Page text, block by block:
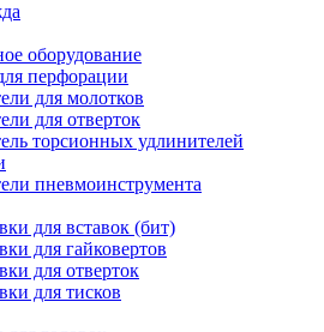
оборудование
перфорации
для молотков
для отверток
торсионных удлинителей
пневмоинструмента
для вставок (бит)
для гайковертов
для отверток
для тисков